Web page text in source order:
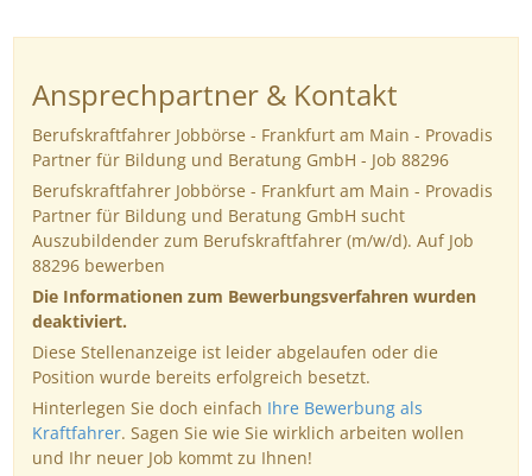
Ansprechpartner & Kontakt
Berufskraftfahrer Jobbörse - Frankfurt am Main - Provadis
Partner für Bildung und Beratung GmbH - Job 88296
Berufskraftfahrer Jobbörse - Frankfurt am Main - Provadis
Partner für Bildung und Beratung GmbH sucht
Auszubildender zum Berufskraftfahrer (m/w/d). Auf Job
88296 bewerben
Die Informationen zum Bewerbungsverfahren wurden
deaktiviert.
Diese Stellenanzeige ist leider abgelaufen oder die
Position wurde bereits erfolgreich besetzt.
Hinterlegen Sie doch einfach Ihre Bewerbung als
Kraftfahrer. Sagen Sie wie Sie wirklich arbeiten wollen
und Ihr neuer Job kommt zu Ihnen!